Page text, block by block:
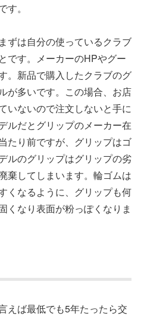
。
ずは自分の使っているクラブ
です。メーカーのHPやグー
。新品で購入したクラブのグ
が多いです。この場合、お店
いないので注文しないと手に
ルだとグリップのメーカー在
たり前ですが、グリップはゴ
ルのグリップはグリップの劣
棄してしまいます。輪ゴムは
くなるように、グリップも何
くなり表面が粉っぽくなりま
えば最低でも5年たったら交